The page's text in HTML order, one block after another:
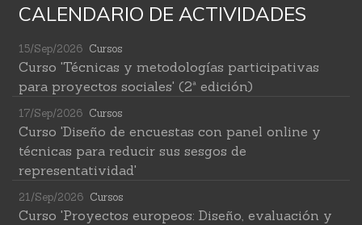
CALENDARIO DE ACTIVIDADES
15/Sep/2026 Cursos
Curso 'Técnicas y metodologías participativas
para proyectos sociales' (2ª edición)
17/Sep/2026 Cursos
Curso 'Diseño de encuestas con panel online y
técnicas para reducir sus sesgos de
representatividad'
21/Sep/2026 Cursos
Curso 'Proyectos europeos: Diseño, evaluación y